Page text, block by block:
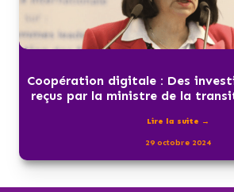
Coopération digitale : Des
reçus par la ministre de la
Lire la suite →
29 octobre 2024